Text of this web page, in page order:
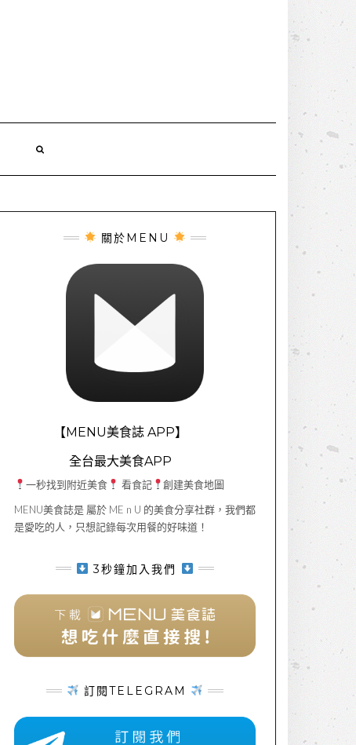
關於MENU
【MENU美食誌 APP】
全台最大美食APP
一秒找到附近美食 看食記
創建美食地圖
MENU美食誌是 屬於 ME n U 的美食分享社群，我們都
是愛吃的人，只想記錄每次用餐的好味道！
3秒鐘加入我們
訂閱TELEGRAM